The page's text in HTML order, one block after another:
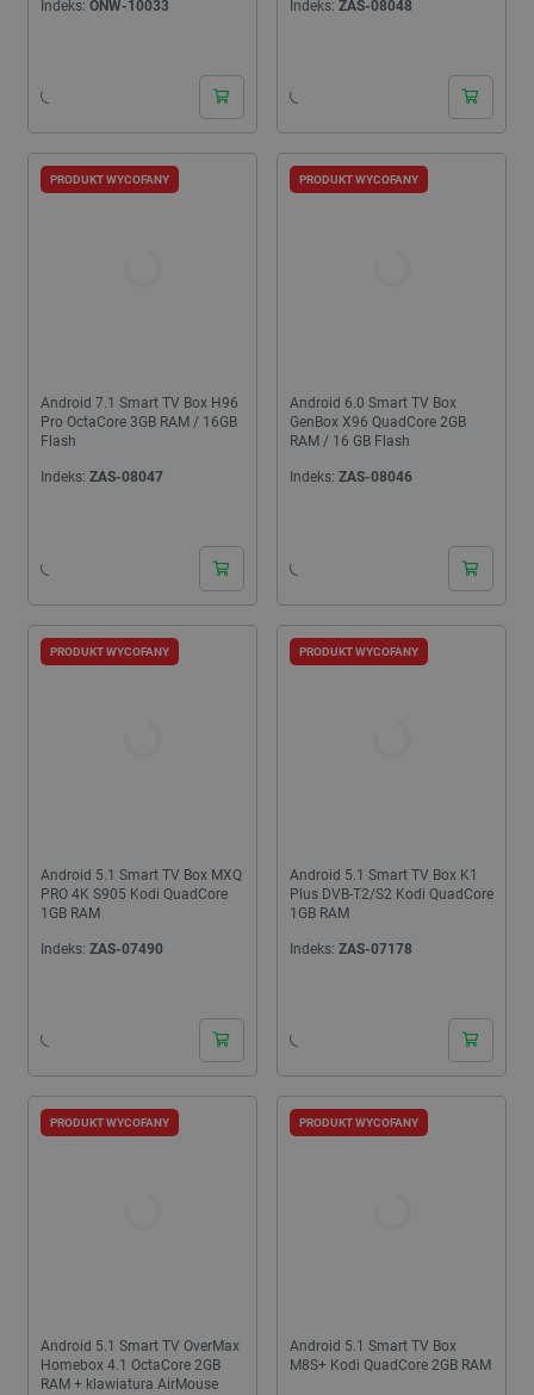
Indeks: ONW-10033 Indeks: ZAS-08048
Android 7.1 Smart TV Box H96
Pro OctaCore 3GB RAM / 16GB
Flash
Indeks: ZAS-08047
PRODUKT WYCOFANY
Android 6.0 Smart TV Box
GenBox X96 QuadCore 2GB
RAM / 16 GB Flash
Indeks: ZAS-08046
PRODUKT WYCOFANY
Android 5.1 Smart TV Box MXQ
PRO 4K S905 Kodi QuadCore
1GB RAM
Indeks: ZAS-07490
PRODUKT WYCOFANY
Android 5.1 Smart TV Box K1
Plus DVB-T2/S2 Kodi QuadCore
1GB RAM
Indeks: ZAS-07178
PRODUKT WYCOFANY
Android 5.1 Smart TV OverMax
Homebox 4.1 OctaCore 2GB
RAM + klawiatura AirMouse
PRODUKT WYCOFANY
Android 5.1 Smart TV Box
M8S+ Kodi QuadCore 2GB RAM
PRODUKT WYCOFANY